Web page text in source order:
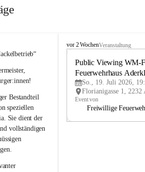
Bestandteil
speziellen
Sie dient der
vollständigen
A
vor 2 WochenVeranstaltung
Public Viewing WM-
Feuerwehrhaus
So., 19. Juli 2026,
Event von
Freiwillige